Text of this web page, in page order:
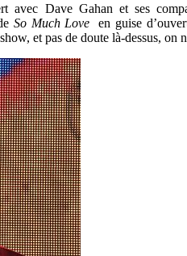
Dave Gahan et ses
So Much Love en guise
et pas de doute là-dessus, on